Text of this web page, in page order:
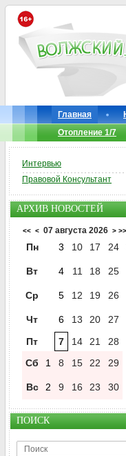
Главная
Отопление 1/7
Интервью
Правовой Консультант
АРХИВ НОВОСТЕЙ
<< < 07 августа 2026 > >>
Пн 3 10 17 24
Вт 4 11 18 25
Ср 5 12 19 26
Чт 6 13 20
27
Пт
7 14 21
28
Сб
1 8 15 22 29
Вс 2 9 16 23 30
ПОИСК